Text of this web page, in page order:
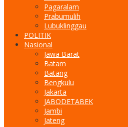
Pagaralam
Prabumulih
Lubuklinggau
POLITIK
Nasional
Jawa Barat
Batam
Batang
Bengkulu
Jakarta
JABODETABEK
Jambi
Jateng